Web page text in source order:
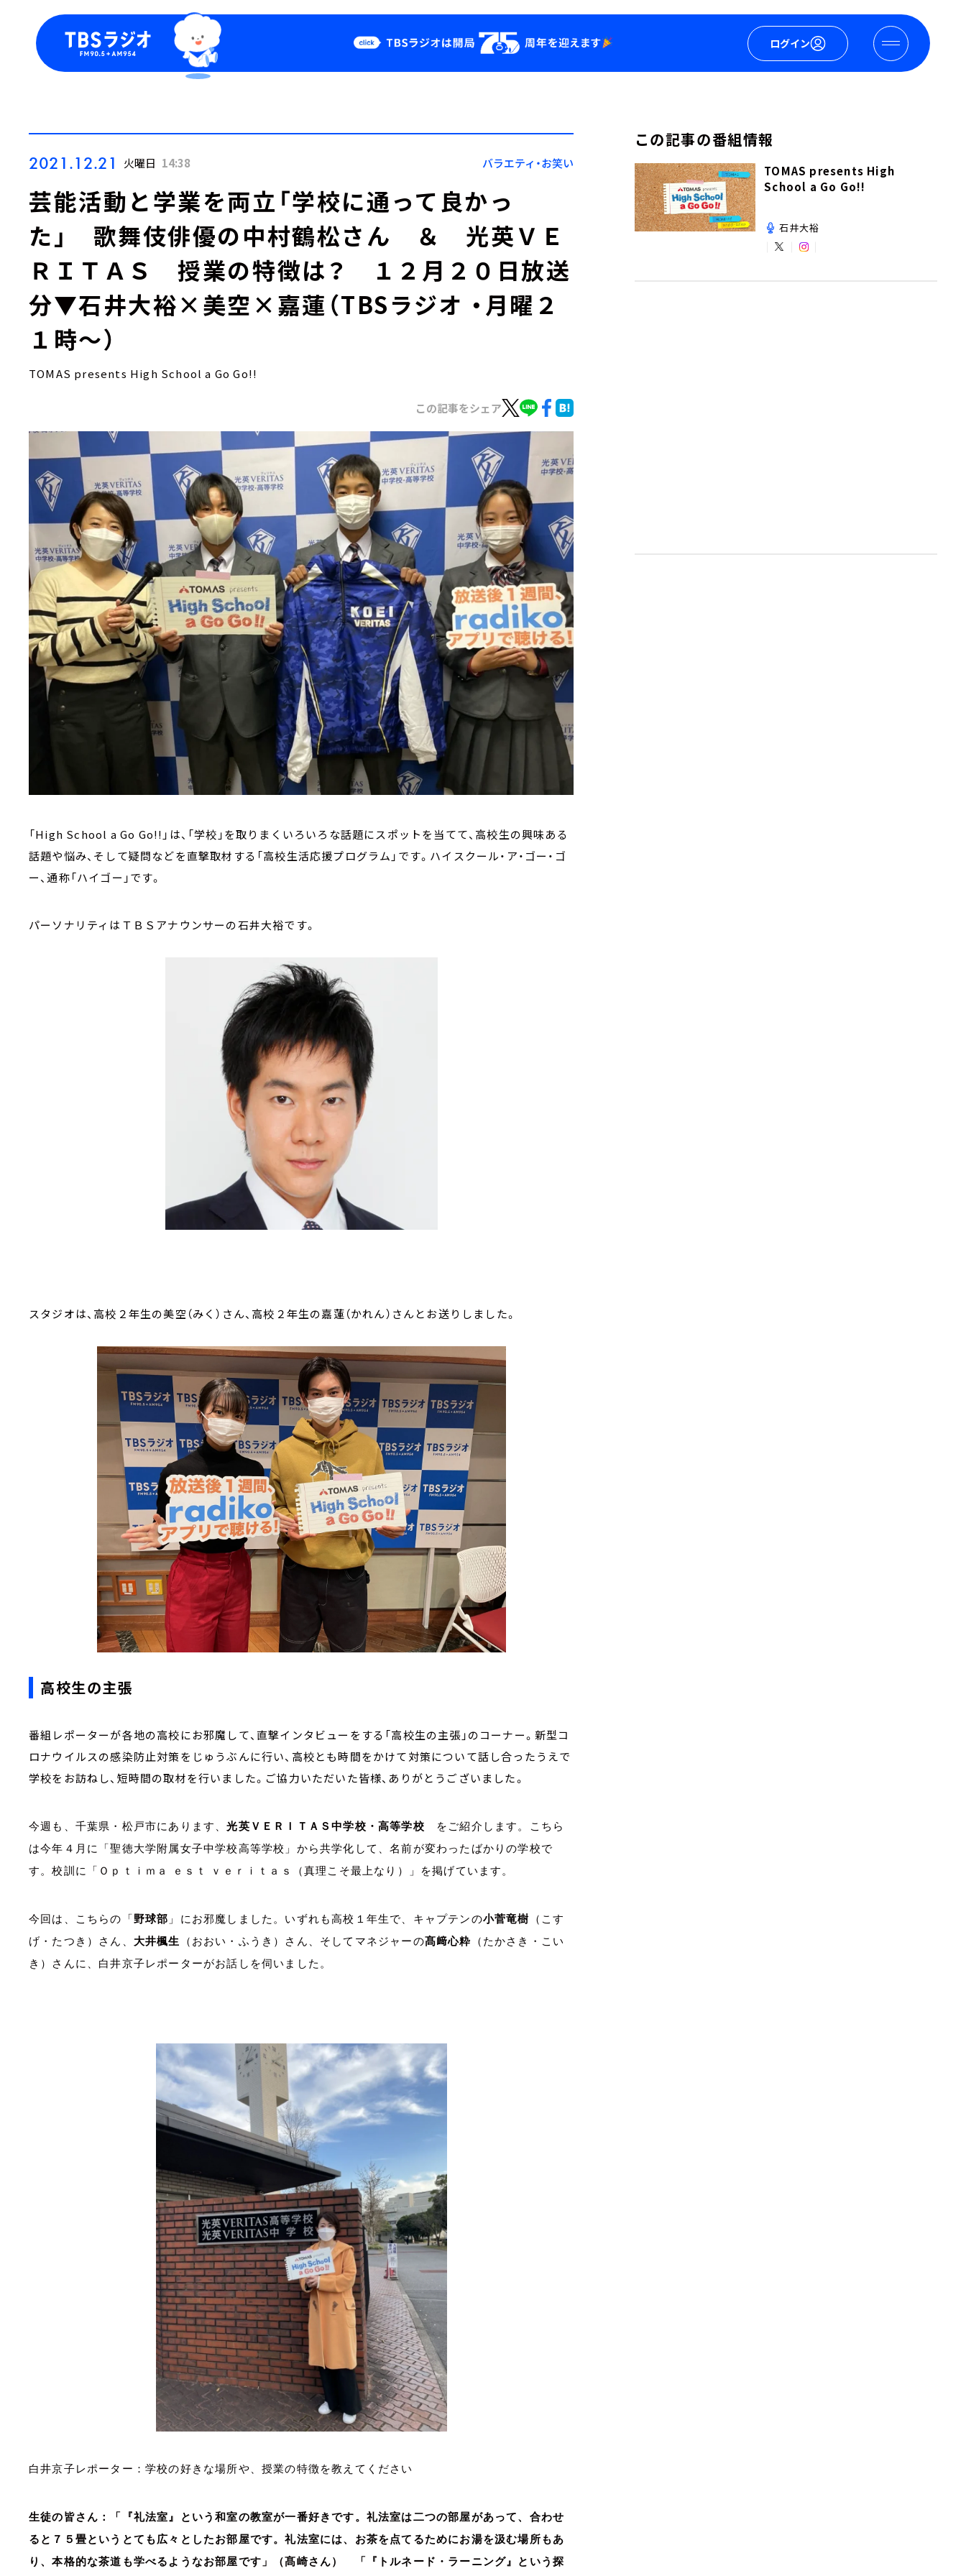
ログイン
Podcast
YouTube
会社情報
2021.12.21 火曜日 14:38 バラエティ・お笑い
芸能活動と学業を両立「学校に通って良かっ
た」 歌舞伎俳優の中村鶴松さん ＆ 光英ＶＥ
ＲＩＴＡＳ 授業の特徴は？ １２月２０日放送
分▼石井大裕×美空×嘉蓮（TBSラジオ ・月曜２
１時～）
TOMAS presents High School a Go Go!!
この記事をシェア
「High School a Go Go!!」は、「学校」を取りまくいろいろな話題にスポットを当てて、高校生の興味ある
話題や悩み、そして疑問などを直撃取材する「高校生活応援プログラム」です。ハイスクール・ア・ゴー・ゴ
ー、通称「ハイゴー」です。
パーソナリティはＴＢＳアナウンサーの石井大裕です。
スタジオは、高校２年生の美空（みく）さん、高校２年生の嘉蓮（かれん）さんとお送りしました。
高校生の主張
番組レポーターが各地の高校にお邪魔して、直撃インタビューをする「高校生の主張」のコーナー。新型コ
ロナウイルスの感染防止対策をじゅうぶんに行い、高校とも時間をかけて対策について話し合ったうえで
学校をお訪ねし、短時間の取材を行いました。ご協力いただいた皆様、ありがとうございました。
今週も、千葉県・松戸市にあります、光英ＶＥＲＩＴＡＳ中学校・高等学校 をご紹介します。こちら
は今年４月に「聖徳大学附属女子中学校高等学校」から共学化して、名前が変わったばかりの学校で
す。校訓に「Ｏｐｔｉｍａ ｅｓｔ ｖｅｒｉｔａｓ（真理こそ最上なり）」を掲げています。
今回は、こちらの「 野球部 」にお邪魔しました。いずれも高校１年生で、キャプテンの小菅竜樹
（こす
げ・たつき）さん、 大井楓生 （おおい・ふうき）さん、そしてマネジャーの髙﨑心粋
（たかさき・こい
き）さんに、白井京子レポーターがお話しを伺いました。
白井京子レポーター：学校の好きな場所や、授業の特徴を教えてください
生徒の皆さん：「『礼法室』という和室の教室が一番好きです。礼法室は二つの部屋があって、合わせ
ると７５畳というとても広々としたお部屋です。礼法室には、お茶を点てるためにお湯を汲む場所もあ
り、本格的な茶道も学べるようなお部屋です」（髙崎さん） 「『トルネード・ラーニング』という探
この記事の番組情報
TOMAS presents High
School a Go Go!!
石井大裕